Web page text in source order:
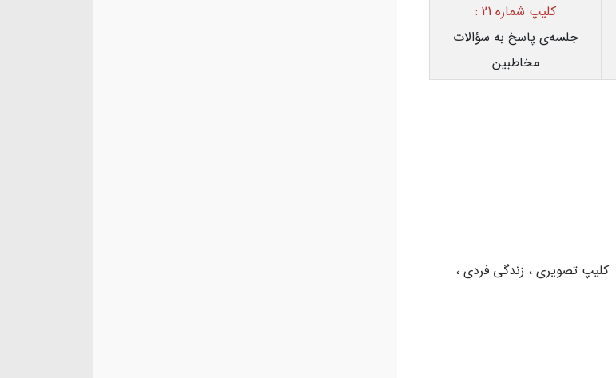
کلیپ شماره 21 :
جلسه‌ی پاسخ به سؤالات
مخاطبین
کلیپ تصویری
زندگی فردی